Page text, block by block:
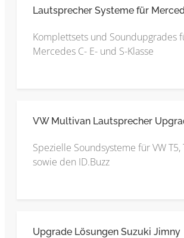
Lautsprecher Systeme für
Komplettsets und Soundupgrades
Mercedes C- E- und S-Klasse
VW Multivan Lautsprecher
Spezielle Soundsysteme für VW T5,
sowie den ID.Buzz
Upgrade Lösungen Suzuki Jimny